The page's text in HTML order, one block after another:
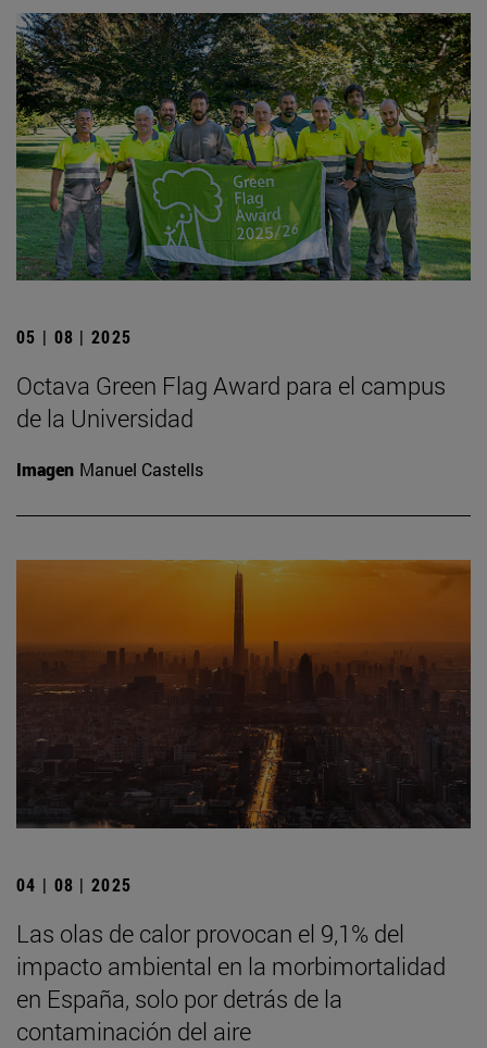
05 | 08 | 2025
Octava Green Flag Award para el campus
de la Universidad
Imagen Manuel Castells
04 | 08 | 2025
Las olas de calor provocan el 9,1% del
impacto ambiental en la morbimortalidad
en España, solo por detrás de la
contaminación del aire